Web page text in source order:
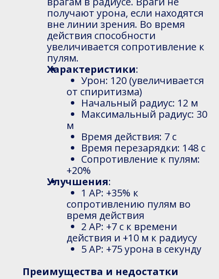
получают урона, если находятся
вне линии зрения. Во время
действия способности
увеличивается сопротивление к
пулям.
Характеристики:
Урон: 120 (увеличивается
от спиритизма)
Начальный радиус: 12 м
Максимальный радиус: 30
м
Время действия: 7 с
Время перезарядки: 148 с
Сопротивление к пулям:
+20%
Улучшения:
1 AP: +35% к
сопротивлению пулям во
время действия
2 AP: +7 с к времени
действия и +10 м к радиусу
5 AP: +75 урона в секунду
Преимущества и недостатки